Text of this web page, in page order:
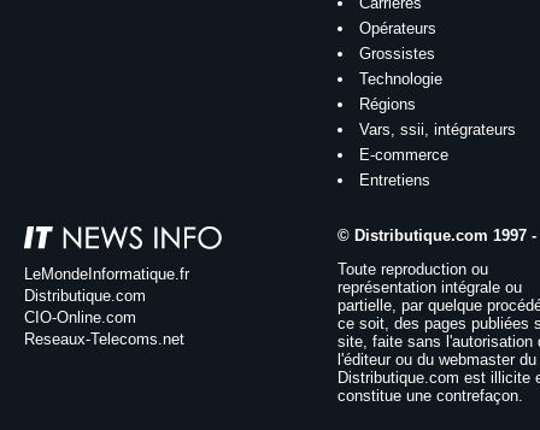
Opérateurs
Grossistes
Technologie
Régions
Vars, ssii, intégrateurs
E-commerce
Entretiens
LeMondeInformatique.fr
Distributique.com
CIO-Online.com
Reseaux-Telecoms.net
© Distributique.com 1997 -
Toute reproduction ou
représentation intégrale ou
partielle, par quelque
ce soit, des pages publiées
site, faite sans l'autorisation
l'éditeur ou du webmaster
Distributique.com est illicite
constitue une contrefaçon.